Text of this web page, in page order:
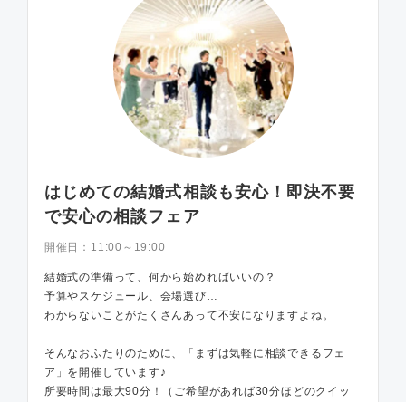
はじめての結婚式相談も安心！即決不要
で安心の相談フェア
開催日： 11:00～19:00
結婚式の準備って、何から始めればいいの？
予算やスケジュール、会場選び…
わからないことがたくさんあって不安になりますよね。
そんなおふたりのために、「まずは気軽に相談できるフェ
ア」を開催しています♪
所要時間は最大90分！（ご希望があれば30分ほどのクイッ